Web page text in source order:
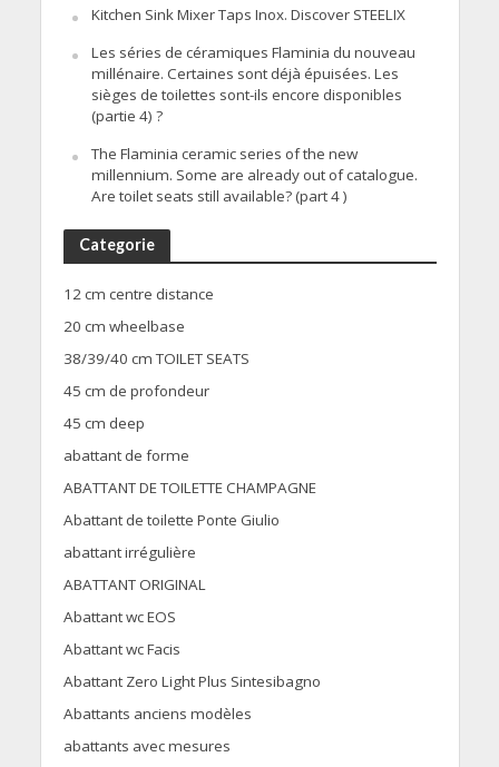
Kitchen Sink Mixer Taps Inox. Discover STEELIX
Les séries de céramiques Flaminia du nouveau
millénaire. Certaines sont déjà épuisées. Les
sièges de toilettes sont-ils encore disponibles
(partie 4) ?
The Flaminia ceramic series of the new
millennium. Some are already out of catalogue.
Are toilet seats still available? (part 4 )
Categorie
12 cm centre distance
20 cm wheelbase
38/39/40 cm TOILET SEATS
45 cm de profondeur
45 cm deep
abattant de forme
ABATTANT DE TOILETTE CHAMPAGNE
Abattant de toilette Ponte Giulio
abattant irrégulière
ABATTANT ORIGINAL
Abattant wc EOS
Abattant wc Facis
Abattant Zero Light Plus Sintesibagno
Abattants anciens modèles
abattants avec mesures